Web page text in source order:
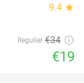
9.4 star
Regulier €34
€19